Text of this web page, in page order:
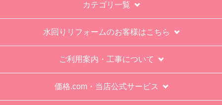
カテゴリ一覧
水回りリフォームのお客様はこちら
ご利用案内・工事について
価格.com・当店公式サービス